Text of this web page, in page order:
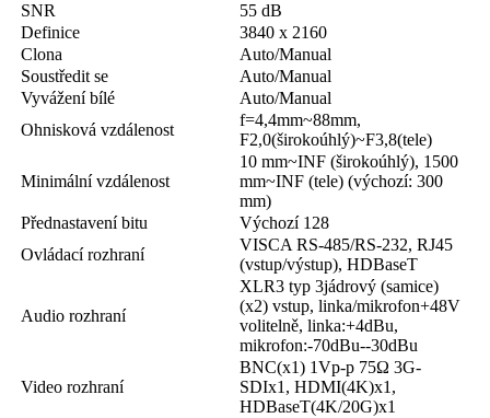
SNR
55 dB
Definice
3840 x 2160
Clona
Auto/Manual
Soustředit se
Auto/Manual
Vyvážení bílé
Auto/Manual
Ohnisková vzdálenost
f=4,4mm~88mm,
F2,0(širokoúhlý)~F3,8(tele)
Minimální vzdálenost
10 mm~INF (širokoúhlý), 1500
mm~INF (tele) (výchozí: 300
mm)
Přednastavení bitu
Výchozí 128
Ovládací rozhraní
VISCA RS-485/RS-232, RJ45
(vstup/výstup), HDBaseT
Audio rozhraní
XLR3 typ 3jádrový (samice)
(x2) vstup, linka/mikrofon+48V
volitelně, linka:+4dBu,
mikrofon:-70dBu--30dBu
Video rozhraní
BNC(x1) 1Vp-p 75Ω 3G-
SDIx1, HDMI(4K)x1,
HDBaseT(4K/20G)x1